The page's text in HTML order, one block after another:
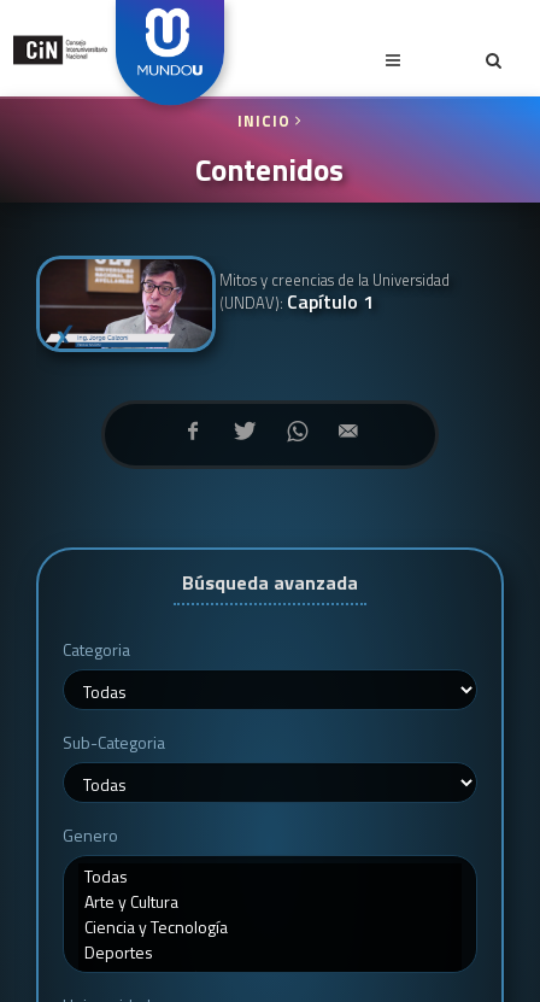
INICIO
Contenidos
Mitos y creencias de la Universidad
(UNDAV): Capítulo 1
Búsqueda avanzada
Categoria
Sub-Categoria
Genero